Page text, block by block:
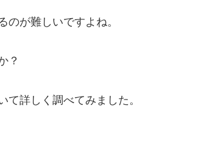
が難しいですよね。
？
て詳しく調べてみました。